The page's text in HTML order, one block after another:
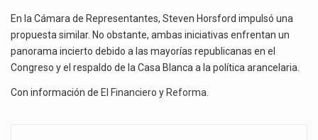
En la Cámara de Representantes, Steven Horsford impulsó una
propuesta similar. No obstante, ambas iniciativas enfrentan un
panorama incierto debido a las mayorías republicanas en el
Congreso y el respaldo de la Casa Blanca a la política arancelaria.
Con información de El Financiero y Reforma.